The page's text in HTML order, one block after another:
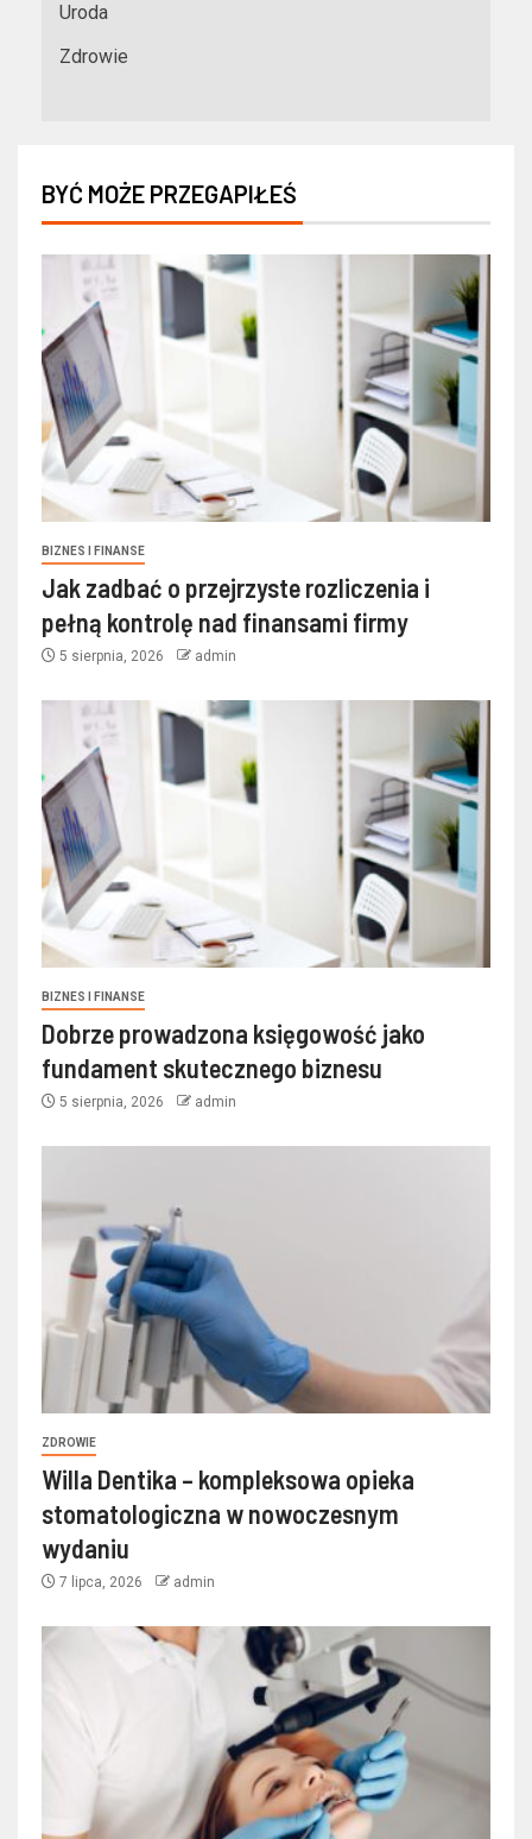
Uroda
Zdrowie
BYĆ MOŻE PRZEGAPIŁEŚ
BIZNES I FINANSE
Jak zadbać o przejrzyste rozliczenia i
pełną kontrolę nad finansami firmy
5 sierpnia, 2026 admin
BIZNES I FINANSE
Dobrze prowadzona księgowość jako
fundament skutecznego biznesu
5 sierpnia, 2026 admin
ZDROWIE
Willa Dentika – kompleksowa opieka
stomatologiczna w nowoczesnym
wydaniu
7 lipca, 2026 admin